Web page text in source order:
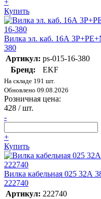
+
Купить
Вилка эл. каб. 16А
380
Артикул: ps-015-16-380
Бренд:
EKF
На складе 191 шт.
Обновлено 09.08.2026
Розничная цена:
428 / шт.
-
+
Купить
Вилка кабельная 025 32А
222740
Артикул: 222740